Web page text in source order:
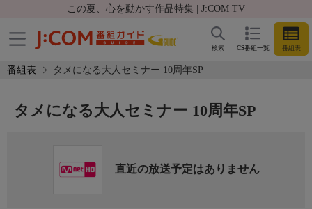
この夏、心を動かす作品特集 | J:COM TV
CS番組一覧 番組表
検索
番組表 タメになる大人セミナー 10周年SP
タメになる大人セミナー 10周年SP
直近の放送予定はありません